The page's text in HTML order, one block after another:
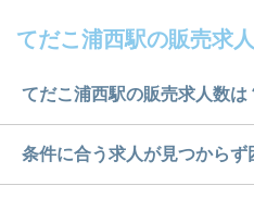
てだこ浦西駅の販売求
てだこ浦西駅の販売求人数は
てだこ浦西駅の販売求人
求人があるかぜひチェック
条件に合う求人が見つから